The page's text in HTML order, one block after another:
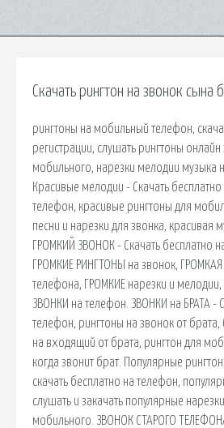
Скачать рингтон на звонок сына
рингтоны на мобильный телефон,
регистрации, слушать рингтоны онлайн
мобильного, нарезки мелодии музыка
Красивые мелодии - Скачать
телефон, красивые рингтоны для
песни и нарезки для звонка, красивая
ГРОМКИЙ ЗВОНОК - Скачать бесплатно
ГРОМКИЕ РИНГТОНЫ на звонок,
телефона, ГРОМКИЕ нарезки и
ЗВОНКИ на телефон. ЗВОНКИ на БРАТА -
телефон, рингтоны на звонок от
на входящий от брата, рингтон для
когда звонит брат. Популярные
скачать бесплатно на телефон,
слушать и закачать популярные
мобильного. ЗВОНОК СТАРОГО